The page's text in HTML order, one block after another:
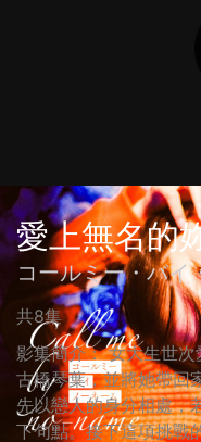
愛上無名的
コールミー・バイ
共8集
影集簡介： 女大生世
古橋琴葉，並將她帶回
先以戀人的身分相處，
下句點。接下這項挑戰